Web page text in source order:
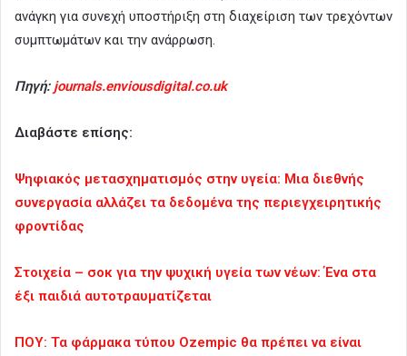
ανάγκη για συνεχή υποστήριξη στη διαχείριση των τρεχόντων
συμπτωμάτων και την ανάρρωση.
Πηγή: journals.enviousdigital.co.uk
Διαβάστε επίσης:
Ψηφιακός μετασχηματισμός στην υγεία: Μια διεθνής
συνεργασία αλλάζει τα δεδομένα της περιεγχειρητικής
φροντίδας
Στοιχεία – σοκ για την ψυχική υγεία των νέων: Ένα στα
έξι παιδιά αυτοτραυματίζεται
ΠΟΥ: Τα φάρμακα τύπου Ozempic θα πρέπει να είναι